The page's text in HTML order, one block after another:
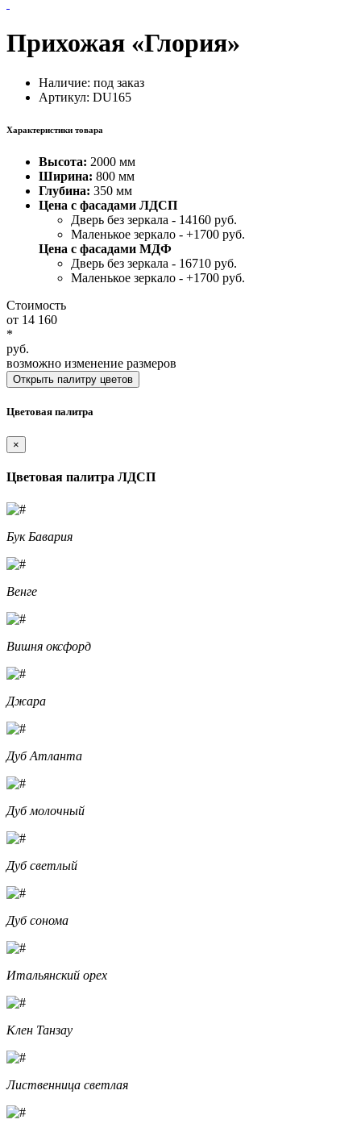
Прихожая «Глория»
Наличие: под заказ
Артикул: DU165
Характеристики товара
Высота: 2000 мм
Ширина: 800 мм
Глубина: 350 мм
Цена с фасадами ЛДСП
Дверь без зеркала - 14160 руб.
Маленькое зеркало - +1700 руб.
Цена с фасадами МДФ
Дверь без зеркала - 16710 руб.
Маленькое зеркало - +1700 руб.
Стоимость
от 14 160
*
руб.
возможно изменение размеров
Открыть палитру цветов
Цветовая палитра
×
Цветовая палитра ЛДСП
Бук Бавария
Венге
Вишня оксфорд
Джара
Дуб Атланта
Дуб молочный
Дуб светлый
Дуб сонома
Итальянский орех
Клен Танзау
Лиственница светлая